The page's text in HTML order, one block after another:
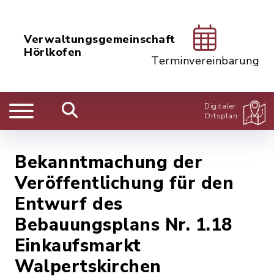
Verwaltungsgemeinschaft
Hörlkofen
Terminvereinbarung
Digitaler
Ortsplan
Bekanntmachung der
Veröffentlichung für den
Entwurf des
Bebauungsplans Nr. 1.18
Einkaufsmarkt
Walpertskirchen